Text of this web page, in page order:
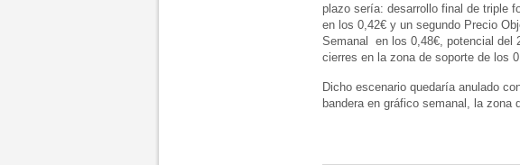
plazo sería: desarrollo final de triple
en los 0,42€ y un segundo Precio
Semanal en los 0,48€, potencial del
cierres en la zona de soporte de los
Dicho escenario quedaría anulado
bandera en gráfico semanal, la